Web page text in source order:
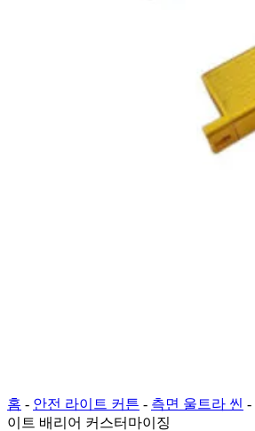
홈 - 안전 라이트 커튼 - 측면 울트라 씬 -
이트 배리어 커스터마이징